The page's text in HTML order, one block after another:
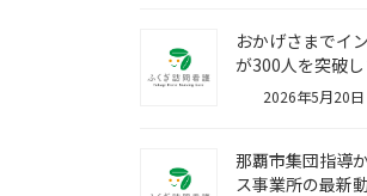
おかげさまでイ
が300人を突破し
2026年5月20日
那覇市集団指導
ス事業所の最新